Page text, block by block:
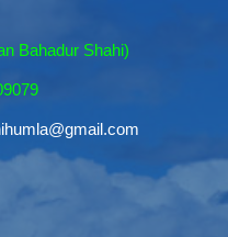
Bahadur Shahi)